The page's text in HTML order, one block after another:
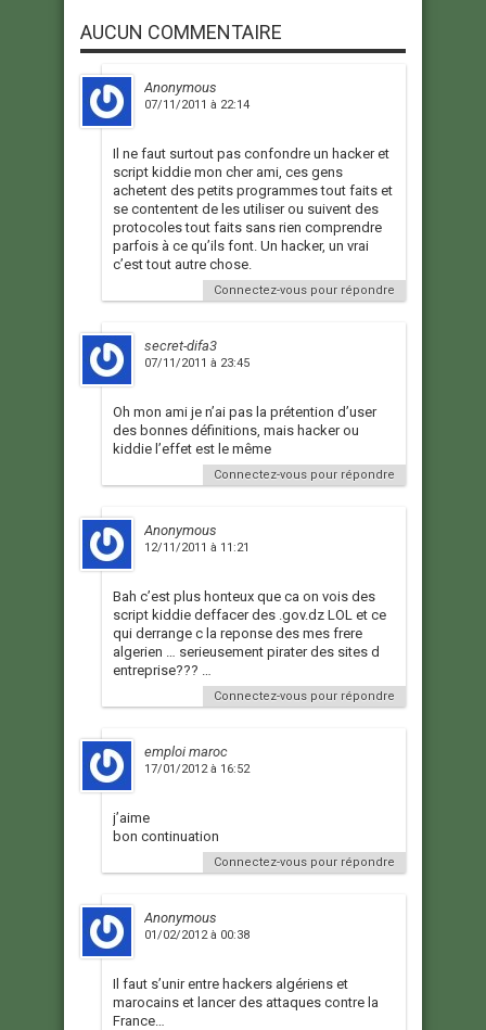
AUCUN COMMENTAIRE
Anonymous
07/11/2011 à 22:14
Il ne faut surtout pas confondre un hacker et
script kiddie mon cher ami, ces gens
achetent des petits programmes tout faits et
se contentent de les utiliser ou suivent des
protocoles tout faits sans rien comprendre
parfois à ce qu’ils font. Un hacker, un vrai
c’est tout autre chose.
Connectez-vous pour répondre
secret-difa3
07/11/2011 à 23:45
Oh mon ami je n’ai pas la prétention d’user
des bonnes définitions, mais hacker ou
kiddie l’effet est le même
Connectez-vous pour répondre
Anonymous
12/11/2011 à 11:21
Bah c’est plus honteux que ca on vois des
script kiddie deffacer des .gov.dz LOL et ce
qui derrange c la reponse des mes frere
algerien … serieusement pirater des sites d
entreprise??? …
Connectez-vous pour répondre
emploi maroc
17/01/2012 à 16:52
j’aime
bon continuation
Connectez-vous pour répondre
Anonymous
01/02/2012 à 00:38
Il faut s’unir entre hackers algériens et
marocains et lancer des attaques contre la
France…